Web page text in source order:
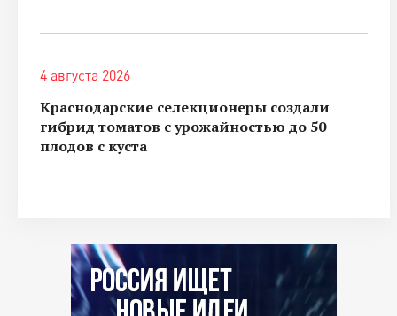
4 августа 2026
Краснодарские селекционеры создали
гибрид томатов с урожайностью до 50
плодов с куста